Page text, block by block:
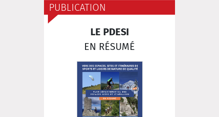
PUBLICATION
LE PDESI
EN RÉSUMÉ